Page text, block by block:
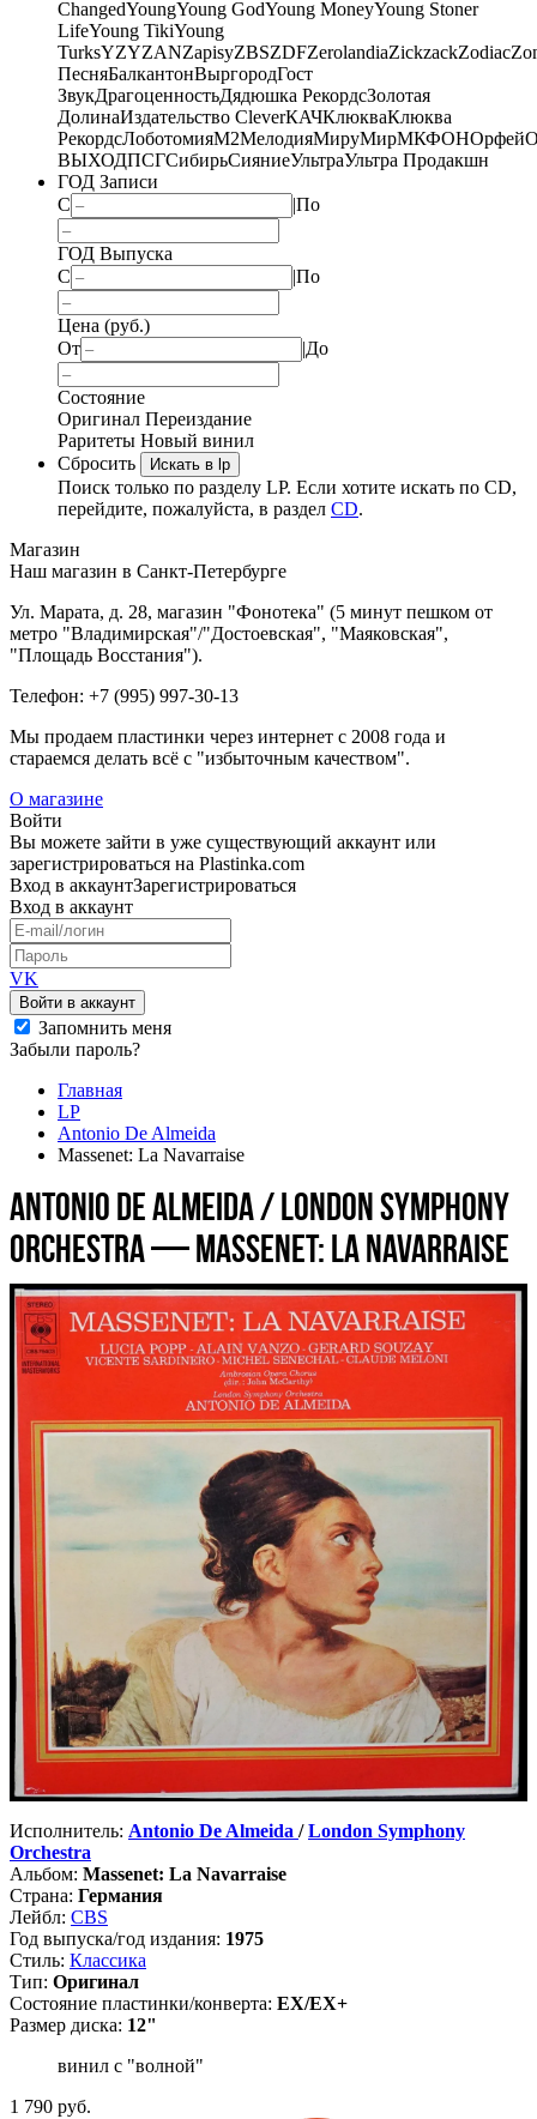
ChangedYoungYoung GodYoung MoneyYoung Stoner
LifeYoung TikiYoung
TurksYZYZANZapisyZBSZDFZerolandiaZickzackZodiac
ПесняБалкантонВыргородГост
ЗвукДрагоценностьДядюшка РекордсЗолотая
ДолинаИздательство CleverКАЧКлюкваКлюква
РекордсЛоботомияМ2МелодияМируМирМКФОНОрфей
ВЫХОДПСГСибирьСияниеУльтраУльтра Продакшн
ГОД Записи
С
|По
ГОД Выпуска
С
|По
Цена (руб.)
От
|До
Состояние
Оригинал Переиздание
Раритеты Новый винил
Сбросить
Искать в lp
Поиск только по разделу LP. Если хотите искать по CD,
перейдите, пожалуйста, в раздел CD.
Магазин
Наш магазин в Санкт-Петербурге
Ул. Марата, д. 28, магазин "Фонотека" (5 минут пешком от
метро "Владимирская"/"Достоевская", "Маяковская",
"Площадь Восстания").
Телефон: +7 (995) 997-30-13
Мы продаем пластинки через интернет c 2008 года и
стараемся делать всё с "избыточным качеством".
О магазине
Войти
Вы можете зайти в уже существующий аккаунт или
зарегистрироваться на Plastinka.com
Вход в аккаунтЗарегистрироваться
Вход в аккаунт
VK
Войти в аккаунт
Запомнить меня
Забыли пароль?
Главная
LP
Antonio De Almeida
Massenet: La Navarraise
Antonio De Almeida / London Symphony
Orchestra — Massenet: La Navarraise
Исполнитель: Antonio De Almeida /London Symphony
Orchestra
Альбом: Massenet: La Navarraise
Страна: Германия
Лейбл: CBS
Год выпуска/год издания: 1975
Стиль: Классика
Тип: Оригинал
Состояние пластинки/конверта: EX/EX+
Размер диска: 12"
винил с "волной"
1 790 руб.